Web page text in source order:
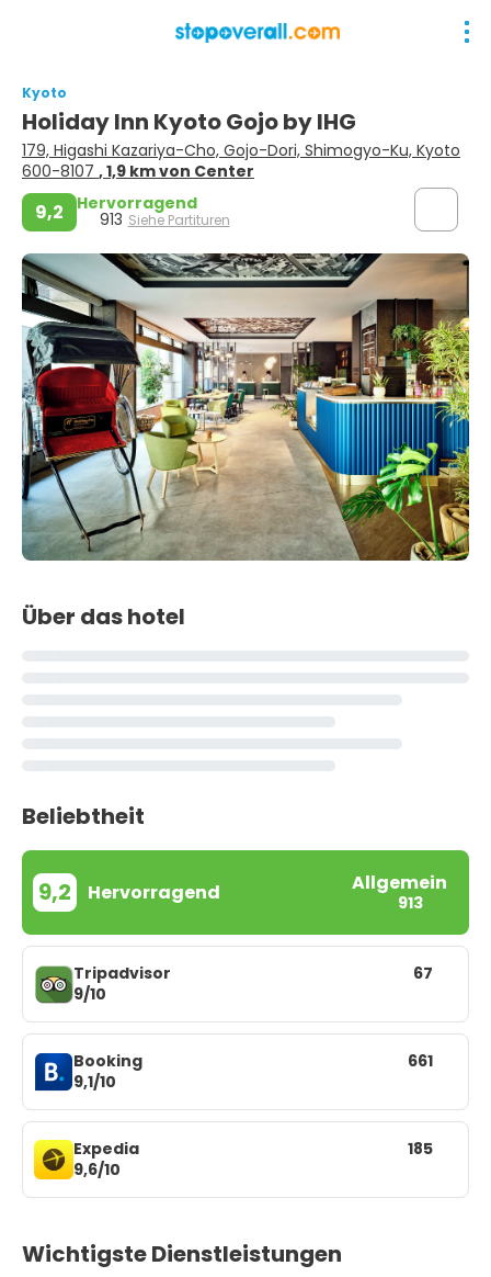
Kyoto
Holiday Inn Kyoto Gojo by IHG
179, Higashi Kazariya-Cho, Gojo-Dori, Shimogyo-Ku, Kyoto
600-8107 , 1,9 km von Center
9,2 Hervorragend
913 Siehe Partituren
Über das hotel
Beliebtheit
9,2 Hervorragend Allgemein
913
Tripadvisor
9/10
67
Booking
9,1/10
661
Expedia
9,6/10
185
Wichtigste Dienstleistungen